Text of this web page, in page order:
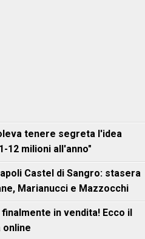
tenere segreta l'idea
12 milioni all'anno"
Castel di Sangro: stasera
Marianucci e Mazzocchi
in vendita! Ecco il
online